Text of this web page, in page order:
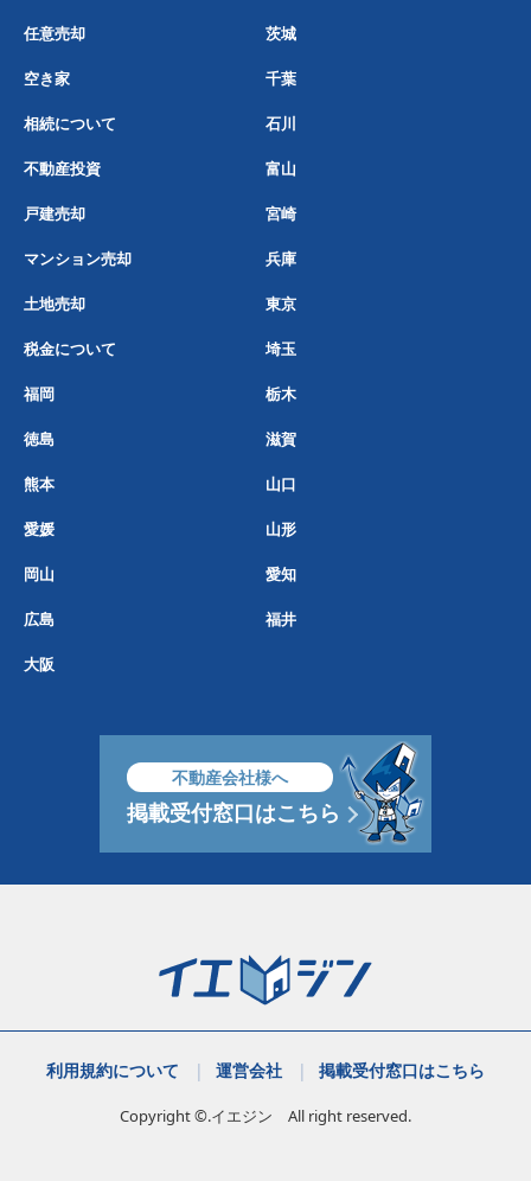
任意売却 茨城
空き家 千葉
相続について 石川
不動産投資 富山
戸建売却 宮崎
マンション売却 兵庫
土地売却 東京
税金について 埼玉
福岡 栃木
徳島 滋賀
熊本 山口
愛媛 山形
岡山 愛知
広島 福井
大阪
不動産会社様へ
掲載受付窓口はこちら
利用規約について 運営会社 掲載受付窓口はこちら
Copyright ©.イエジン All right reserved.